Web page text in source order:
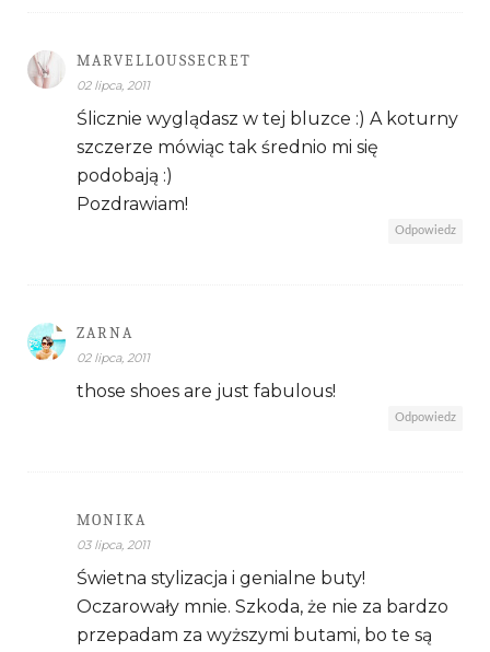
MARVELLOUSSECRET
02 lipca, 2011
Ślicznie wyglądasz w tej bluzce :) A koturny
szczerze mówiąc tak średnio mi się
podobają :)
Pozdrawiam!
Odpowiedz
ZARNA
02 lipca, 2011
those shoes are just fabulous!
Odpowiedz
MONIKA
03 lipca, 2011
Świetna stylizacja i genialne buty!
Oczarowały mnie. Szkoda, że nie za bardzo
przepadam za wyższymi butami, bo te są